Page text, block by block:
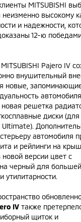
MITSUBISHI
неизменно высокому
и надежности,
12-ю
Pajero IV
внушительный
новые,
автомобиля
решетка
диски (для
Ultimate).
автомобиля
и рейлинги на
версии цвет с
черный для большей
утилитарности.
IV также
щиток и